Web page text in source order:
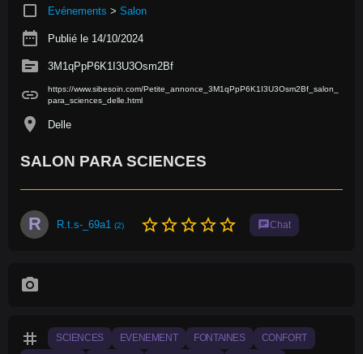
crop_square Evénements > Salon
date_range Publié le 14/10/2024
source 3M1qPpP6K1I3U3Osm2Bf
link
https://www.sibesoin.com/Petite_annonce_3M1qPpP6K1I3U3Osm2Bf_salon_
para_sciences_delle.html
location_on Delle
SALON PARA SCIENCES
R R.t.s-_69a1 (2) star_borderstar_borderstar_borderstar_borderstar_border chatChat
photo_camera
tag SCIENCES EVENEMENT FONTAINES CONFORT